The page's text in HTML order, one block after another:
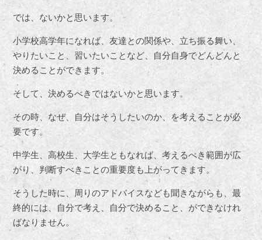
では、ないかと思います。
小学校高学年になれば、友達との関係や、立ち振る舞い、
やりたいこと、習いたいことなど、自分自身でどんどんと
決めることができます。
そして、決めるべきではないかと思います。
その時、なぜ、自分はそうしたいのか、を考えることが必
要です。
中学生、高校生、大学生ともなれば、考えるべき範囲が広
がり、判断すべきことの重要度も上がってきます。
そうした時に、周りのアドバイスなども聞きながらも、最
終的には、自分で考え、自分で決めること、ができなけれ
ばなりません。